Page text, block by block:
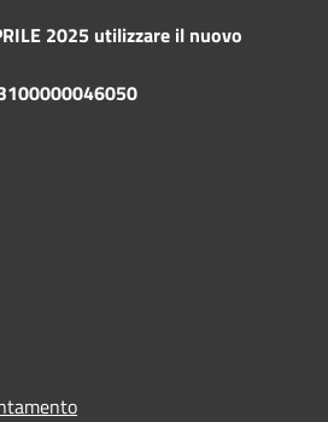
2025 utilizzare il nuovo